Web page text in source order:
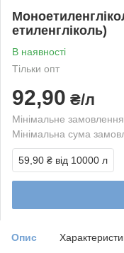
етиленгліколь)
В наявності
Тільки опт
92,90 ₴/л
Мінімальне
Мінімальна сума
59,90 ₴ від 10000 л
Опис